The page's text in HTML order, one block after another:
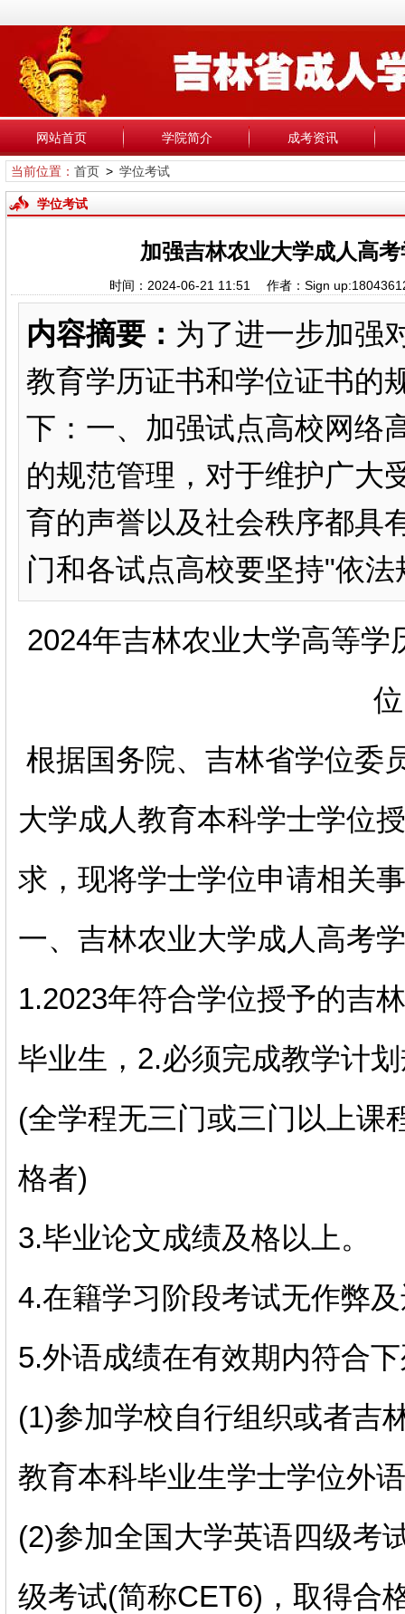
网站首页 学院简介 成考资讯
当前位置： 首页> 学位考试
学位考试
加强吉林农业大学成人高
时间：2024-06-21 11:51 作者：Sign
内容摘要： 为了进一步加强
教育学历证书和学位证书的
下：一、加强试点高校网络
的规范管理，对于维护广大
育的声誉以及社会秩序都具
门和各试点高校要坚持"依
2024年吉林农业大学高等
根据国务院、吉林省学位委
大学成人教育本科学士学位
求，现将学士学位申请相关
一、吉林农业大学成人高考
1.2023年符合学位授予的吉
毕业生，2.必须完成教学计
(全学程无三门或三门以上课
格者)
3.毕业论文成绩及格以上。
4.在籍学习阶段考试无作弊
5.外语成绩在有效期内符合
(1)参加学校自行组织或者吉
教育本科毕业生学士学位外
(2)参加全国大学英语四级考
级考试(简称CET6)，取得合